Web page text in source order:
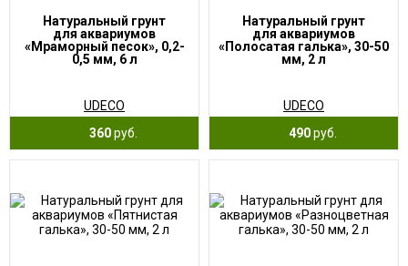
Натуральный грунт
для аквариумов
«Мраморный песок», 0,2-
0,5 мм, 6 л
UDECO
360руб.
Натуральный грунт
для аквариумов
«Полосатая галька», 30-50
мм, 2 л
UDECO
490руб.